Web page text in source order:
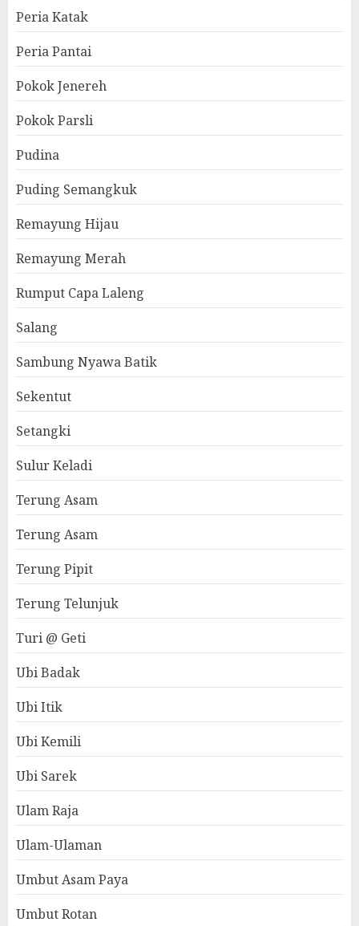
Peria Katak
Peria Pantai
Pokok Jenereh
Pokok Parsli
Pudina
Puding Semangkuk
Remayung Hijau
Remayung Merah
Rumput Capa Laleng
Salang
Sambung Nyawa Batik
Sekentut
Setangki
Sulur Keladi
Terung Asam
Terung Asam
Terung Pipit
Terung Telunjuk
Turi @ Geti
Ubi Badak
Ubi Itik
Ubi Kemili
Ubi Sarek
Ulam Raja
Ulam-Ulaman
Umbut Asam Paya
Umbut Rotan